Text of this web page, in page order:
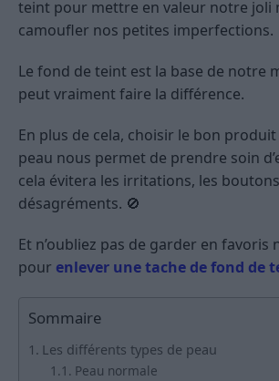
teint pour mettre en valeur notre joli
camoufler nos petites imperfections.
Le fond de teint est la base de notre
peut vraiment faire la différence.
En plus de cela, choisir le bon
peau nous permet de prendre soin
cela évitera les irritations, les
désagréments. 🚫
Et n’oubliez pas de garder en favoris
pour enlever une tache de fond de
Sommaire
Les différents types de peau
Peau normale